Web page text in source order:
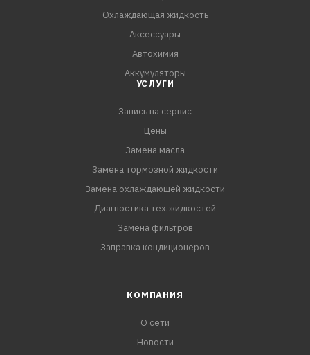
Охлаждающая жидкость
Аксессуары
Автохимия
Аккумуляторы
УСЛУГИ
Запись на сервис
Цены
Замена масла
Замена тормозной жидкости
Замена охлаждающей жидкости
Диагностика тех.жидкостей
Замена фильтров
Заправка кондиционеров
КОМПАНИЯ
О сети
Новости